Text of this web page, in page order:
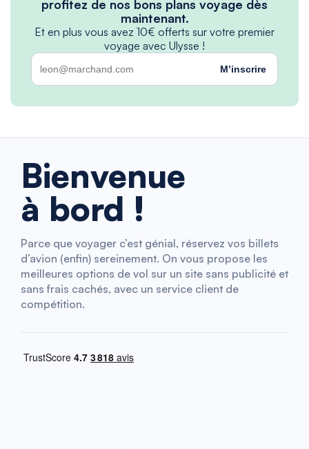
profitez de nos bons plans voyage dès
maintenant.
Et en plus vous avez 10€ offerts sur votre premier
voyage avec Ulysse !
M’inscrire
Bienvenue
à bord !
Parce que voyager c’est génial, réservez vos billets
d’avion (enfin) sereinement. On vous propose les
meilleures options de vol sur un site sans publicité et
sans frais cachés, avec un service client de
compétition.